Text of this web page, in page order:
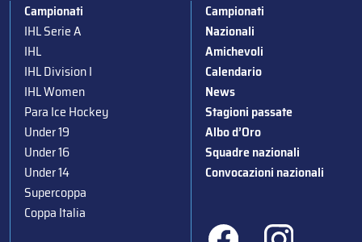
Campionati
IHL Serie A
IHL
IHL Division I
IHL Women
Para Ice Hockey
Under 19
Under 16
Under 14
Supercoppa
Coppa Italia
Campionati
Nazionali
Amichevoli
Calendario
News
Stagioni passate
Albo d’Oro
Squadre nazionali
Convocazioni nazionali